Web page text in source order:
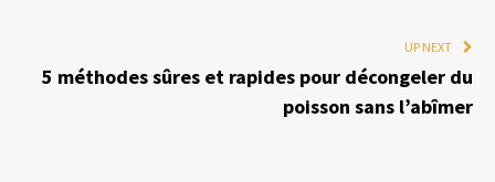
UP NEXT
5 méthodes sûres et rapides pour décongeler du
poisson sans l’abîmer